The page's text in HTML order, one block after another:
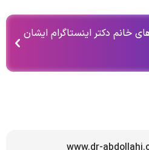
خانم دکتر اینستاگرام ایشان